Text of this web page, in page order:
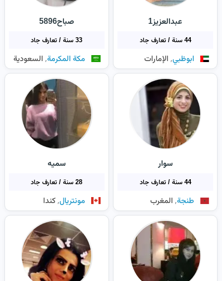
عبدالعزيز1
44 سنة / تعارف جاد
ابوظبي, الإمارات
صباح5896
33 سنة / تعارف جاد
مكة المكرمة, السعودية
سوار
44 سنة / تعارف جاد
طنجة, المغرب
سميه
28 سنة / تعارف جاد
مونتريال, كندا